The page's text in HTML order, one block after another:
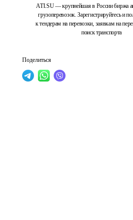
ATI.SU — крупнейшая в России биржа
грузоперевозок. Зарегистрируйтесь и
к тендерам на перевозки, заявкам на
поиск транспорта
Поделиться